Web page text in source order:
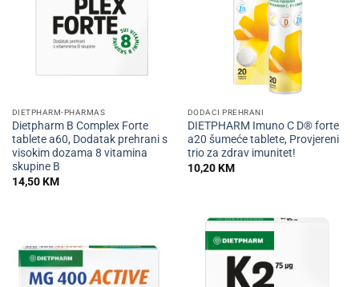
DIETPHARM-PHARMAS
Dietpharm B Complex Forte
tablete a60, Dodatak prehrani s
visokim dozama 8 vitamina
skupine B
14,50KM
DODACI PREHRANI
DIETPHARM Imuno C D® forte
a20 šumeće tablete, Provjereni
trio za zdrav imunitet!
10,20KM